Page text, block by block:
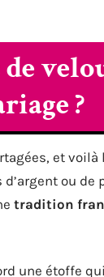
de
?
et
ou de
tradition
une étoffe